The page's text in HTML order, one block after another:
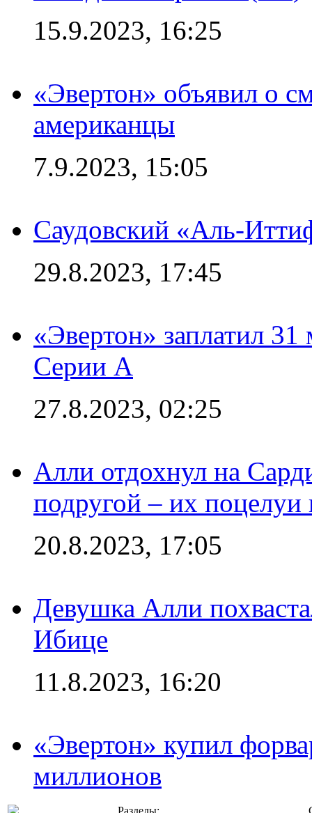
15.9.2023, 16:25
«Эвертон» объявил о
американцы
7.9.2023, 15:05
Саудовский «Аль-
29.8.2023, 17:45
«Эвертон» заплатил
Серии А
27.8.2023, 02:25
Алли отдохнул на
подругой – их поцелуи
20.8.2023, 17:05
Девушка Алли
Ибице
11.8.2023, 16:20
«Эвертон» купил
миллионов
Разделы: